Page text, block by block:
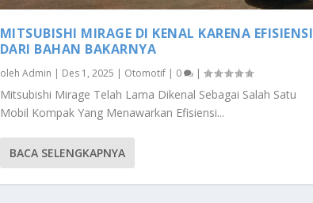
MITSUBISHI MIRAGE DI KENAL KARENA EFISIENSI
DARI BAHAN BAKARNYA
oleh Admin | Des 1, 2025 | Otomotif| 0 |
Mitsubishi Mirage Telah Lama Dikenal Sebagai Salah Satu
Mobil Kompak Yang Menawarkan Efisiensi...
BACA SELENGKAPNYA